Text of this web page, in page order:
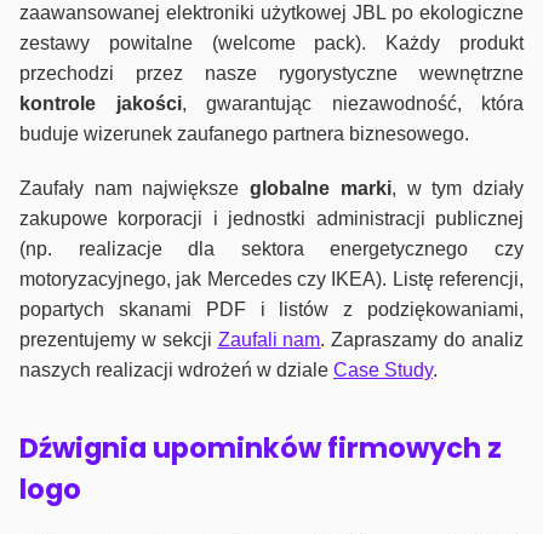
zaawansowanej elektroniki użytkowej JBL po ekologiczne
zestawy powitalne (welcome pack). Każdy produkt
przechodzi przez nasze rygorystyczne wewnętrzne
kontrole jakości, gwarantując niezawodność, która
buduje wizerunek zaufanego partnera biznesowego.
Zaufały nam największeglobalne marki, w tym działy
zakupowe korporacji i jednostki administracji publicznej
(np. realizacje dla sektora energetycznego czy
motoryzacyjnego, jak Mercedes czy IKEA). Listę referencji,
popartych skanami PDF i listów z podziękowaniami,
prezentujemy w sekcji Zaufali nam. Zapraszamy do analiz
naszych realizacji wdrożeń w dziale Case Study.
Dźwignia upominków firmowych z
logo